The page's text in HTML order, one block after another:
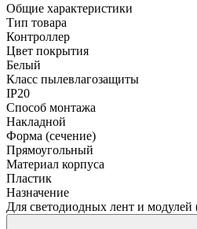
Общие характеристики
Тип товара
Контроллер
Цвет покрытия
Белый
Класс пылевлагозащиты
IP20
Способ монтажа
Накладной
Форма (сечение)
Прямоугольный
Материал корпуса
Пластик
Назначение
Для светодиодных лент и